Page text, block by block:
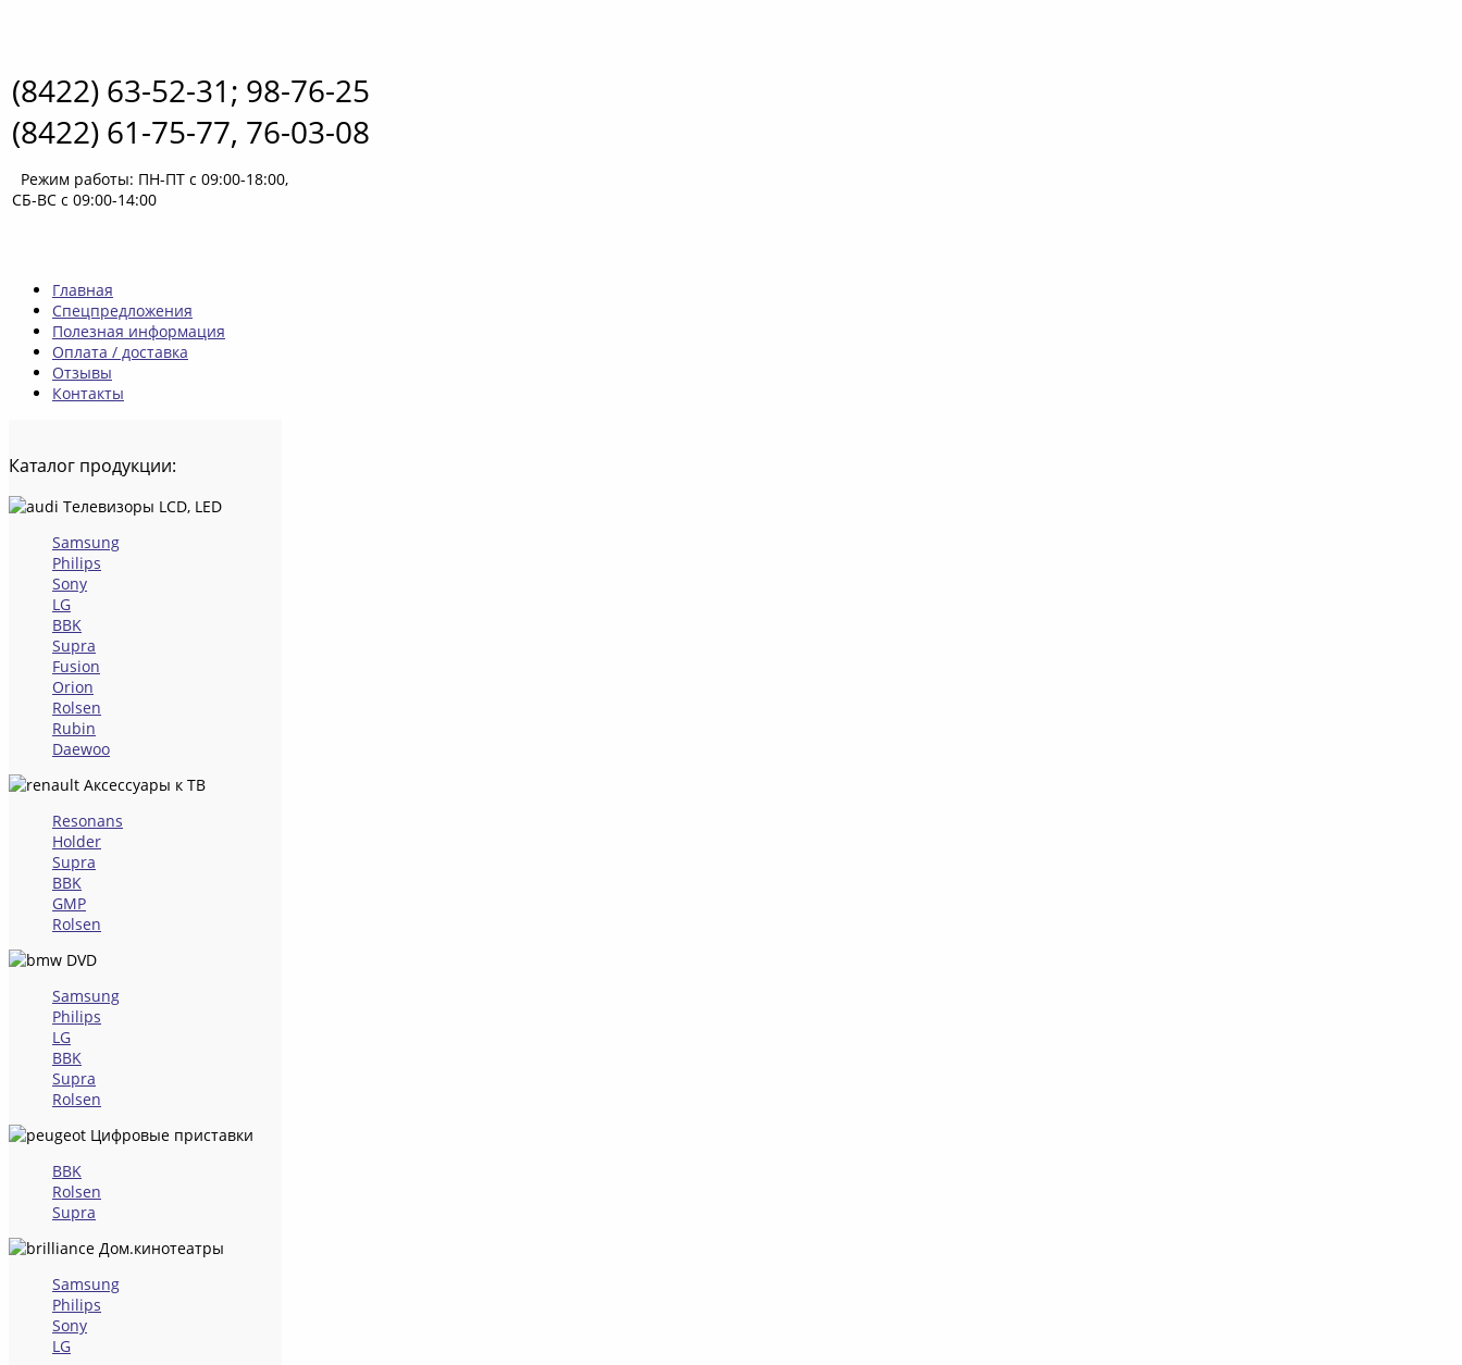
(8422) 63-52-31; 98-76-25
(8422) 61-75-77, 76-03-08
Режим работы: ПН-ПТ с 09:00-18:00,
СБ-ВС с 09:00-14:00
Главная
Спецпредложения
Полезная информация
Оплата / доставка
Отзывы
Контакты
Каталог продукции:
Телевизоры LCD, LED
Samsung
Philips
Sony
LG
BBK
Supra
Fusion
Orion
Rolsen
Rubin
Daewoo
Аксессуары к ТВ
Resonans
Holder
Supra
BBK
GMP
Rolsen
DVD
Samsung
Philips
LG
BBK
Supra
Rolsen
Цифровые приставки
BBK
Rolsen
Supra
Дом.кинотеатры
Samsung
Philips
Sony
LG